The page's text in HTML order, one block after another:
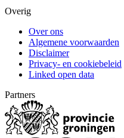
Overig
Over ons
Algemene voorwaarden
Disclaimer
Privacy- en cookiebeleid
Linked open data
Partners